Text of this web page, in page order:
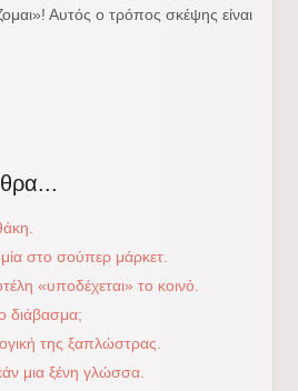
Αυτός ο τρόπος σκέψης είναι
στο σούπερ μάρκετ.
«υποδέχεται» το κοινό.
διάβασμα;
της ξαπλώστρας.
μια ξένη γλώσσα.